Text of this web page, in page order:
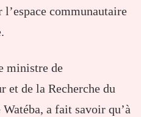
communautaire
ministre de
et de la Recherche du
a fait savoir qu’à